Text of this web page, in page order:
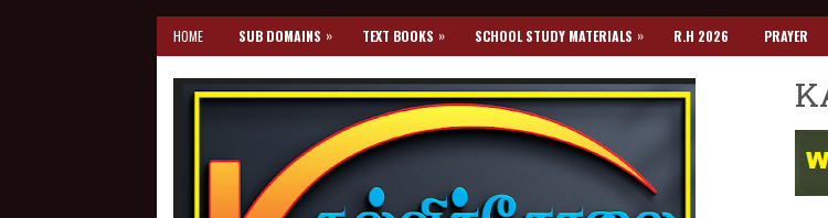
HOME SUB DOMAINS » TEXT BOOKS » SCHOOL STUDY MATERIALS » R.H 2026 PRAYER